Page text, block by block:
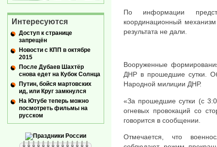
По информации
координационный
результата не дали.
Вооруженные
ДНР в прошедшие сутки.
Народной милиции ДНР.
«За прошедшие сутки (с
огневых провокаций со
говорится в сообщении.
Отмечается, что
Интересуются
Доступ к странице
запрещён
Новости с КПП в октябре
2015
После Дубаев Шахтёр
снова едет на Кубок Солнца
Путин, бойся мартовских
ид, или Круг замкнулся
На Ютубе теперь можно
посмотреть фильмы на
русском